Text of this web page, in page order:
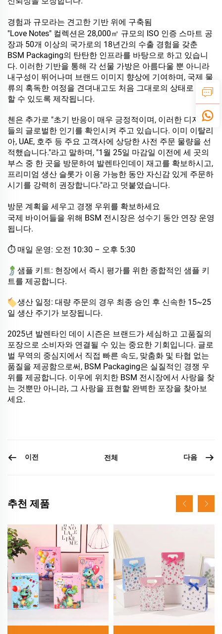
경험과 규모라는 견고한 기반 위에 구축됨
"Love Notes" 컬렉션은 28,000㎡ 규모의 ISO 인증 스마트 공
장과 50개 이상의 국가로의 18년간의 수출 경험을 갖춘
BSM Packaging의 탄탄한 인프라를 바탕으로 하고 있습니
다. 이러한 기반을 통해 각 선물 가방은 아름다울 뿐 아니라
내구성이 뛰어나며 브랜드 이미지 향상에 기여하며, 국제 물
류의 혹독한 여정을 견뎌내고도 처음 그대로의 상태로 도착
할 수 있도록 제작됩니다.
첸은 추가로 "초기 반응이 매우 긍정적이며, 이러한 디자인
들의 글로벌한 인기를 확인시켜 주고 있습니다. 이미 이탈리
아, UAE, 호주 등 주요 고객사에 상당한 사전 주문 물량을 선
적했습니다."라고 말하며, "1월 25일 마감일 이전에 세 곳의
부스 중 한 곳을 방문하여 발렌타인데이 재고를 확보하시고,
프리미엄 생산 슬롯가 이용 가능한 동안 자신감 있게 주문하
시기를 강력히 권장합니다."라고 덧붙였습니다.
방문 계획을 세우고 경쟁 우위를 확보하세요
국제 바이어들을 위해 BSM 전시장은 성수기 동안 연장 운영
됩니다.
⏱ 매일 운영: 오전 10:30 – 오후 5:30
샘플 키트: 현장에서 즉시 평가를 위한 종합적인 샘플 키
트를 제공합니다.
생산 일정: 대량 주문의 경우 최종 승인 후 신속한 15~25
일 생산 주기가 보장됩니다.
2025년 발렌타인 데이 시즌은 브랜드가 세심하고 고품질의
포장으로 소비자와 연결될 수 있는 중요한 기회입니다. 글로
벌 무역의 중심지에서 직접 빠른 속도, 맞춤화 및 타협 없는
품질을 제공함으로써, BSM Packaging은 실질적인 경쟁 우
위를 제공합니다. 이우에 위치한 BSM 전시장에서 사랑을 찾
는 것뿐만 아니라, 그 사랑을 표현할 완벽한 포장을 찾아보
세요.
이전 전체 다음
추천 제품